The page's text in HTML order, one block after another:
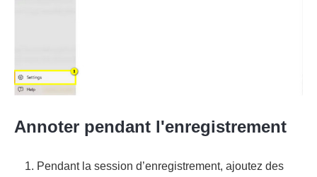
Annoter pendant l'enregistrement
1. Pendant la session d’enregistrement, ajoutez des